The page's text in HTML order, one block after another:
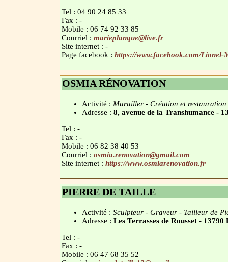
Tel : 04 90 24 85 33
Fax : -
Mobile : 06 74 92 33 85
Courriel : marieplanque@live.fr
Site internet : -
Page facebook : https://www.facebook.com/
OSMIA RÉNOVATION
Activité : Murailler - Création et restauration
Adresse : 8, avenue de la Transhumance -
Tel : -
Fax : -
Mobile : 06 82 38 40 53
Courriel : osmia.renovation@gmail.com
Site internet : https://www.osmiarenovation.fr
PIERRE DE TAILLE
Activité : Sculpteur - Graveur - Tailleur de
Adresse : Les Terrasses de Rousset - 13790
Tel : -
Fax : -
Mobile : 06 47 68 35 52